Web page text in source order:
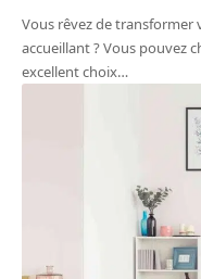
Vous rêvez de
accueillant ? Vous pouvez
excellent choix…